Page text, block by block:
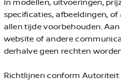
specificaties, afbeeldingen,
allen tijde voorbehouden.
website of andere
derhalve geen rechten
Richtlijnen conform